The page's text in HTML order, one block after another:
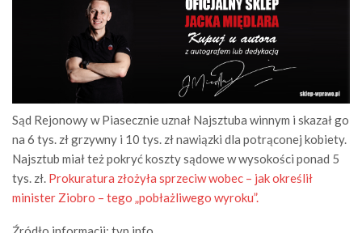
Sąd Rejonowy w Piasecznie uznał Najsztuba winnym i skazał go
na 6 tys. zł grzywny i 10 tys. zł nawiązki dla potrąconej kobiety.
Najsztub miał też pokryć koszty sądowe w wysokości ponad 5
tys. zł. Prokuratura złożyła sprzeciw wobec – jak określił
minister Ziobro – tego „pobłażliwego wyroku”.